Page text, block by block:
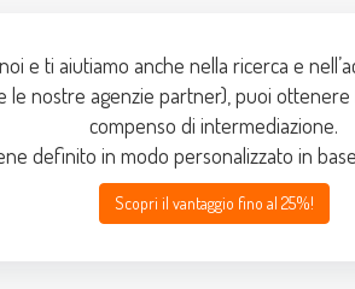
e ti aiutiamo anche nella ricerca e
le nostre agenzie partner), puoi
compenso di intermediazione.
definito in modo personalizzato in
Scopri il vantaggio fino al 25%!